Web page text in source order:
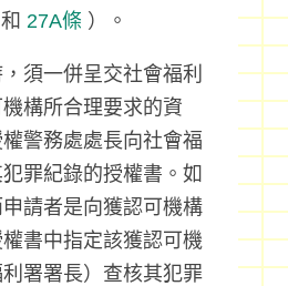
和 27A條 ）。
須一併呈交社會福利
構所合理要求的資
警務處處長向社會福
罪紀錄的授權書。如
請者是向獲認可機構
書中指定該獲認可機
署署長）查核其犯罪